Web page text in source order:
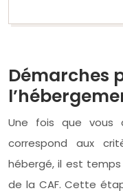
Démarches
Une fois que vous
correspond aux
hébergé, il est
de la CAF. Cette